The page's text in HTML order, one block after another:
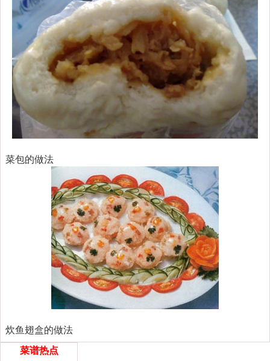
菜包的做法
炊鱼翅盒的做法
菜谱热点